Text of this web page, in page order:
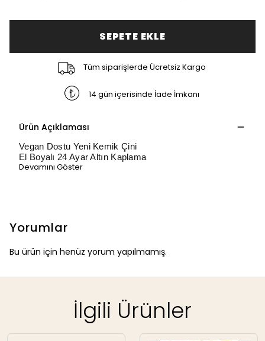
SEPETE EKLE
Tüm siparişlerde Ücretsiz Kargo
14 gün içerisinde İade İmkanı
Ürün Açıklaması
Vegan Dostu Yeni Kemik Çini
El Boyalı 24 Ayar Altın Kaplama
Devamını Göster
Yorumlar
Bu ürün için henüz yorum yapılmamış.
İlgili Ürünler